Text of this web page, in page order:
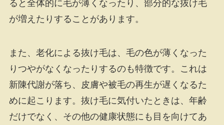
ると全体的に毛が薄くなったり、部分的な抜け毛
が増えたりすることがあります。
また、老化による抜け毛は、毛の色が薄くなった
りつやがなくなったりするのも特徴です。これは
新陳代謝が落ち、皮膚や被毛の再生が遅くなるた
めに起こります。抜け毛に気付いたときは、年齢
だけでなく、その他の健康状態にも目を向けてあ